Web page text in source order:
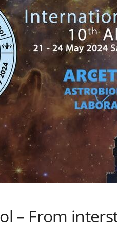
– From